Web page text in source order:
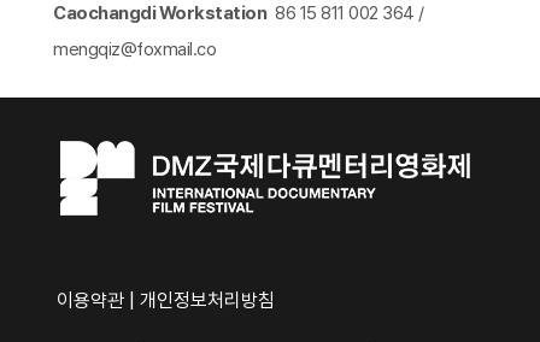
Caochangdi Workstation86 15 811 002 364 /
mengqiz@foxmail.co
이용약관 개인정보처리방침